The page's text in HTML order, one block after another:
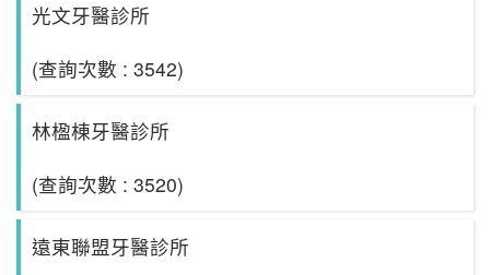
光文牙醫診所
(查詢次數 : 3542)
林楹棟牙醫診所
(查詢次數 : 3520)
遠東聯盟牙醫診所